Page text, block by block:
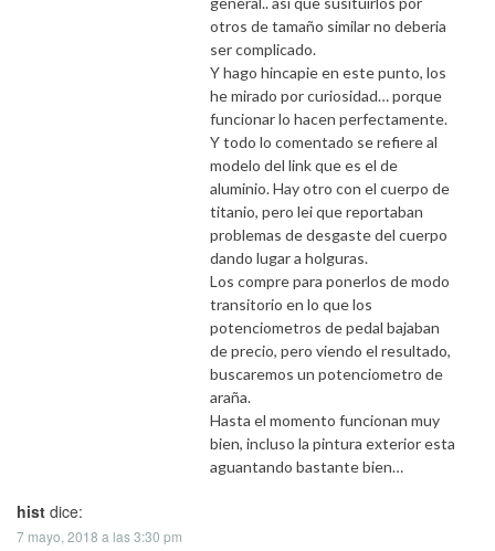
otros de tamaño similar no deberia
ser complicado.
Y hago hincapie en este punto, los
he mirado por curiosidad… porque
funcionar lo hacen perfectamente.
Y todo lo comentado se refiere al
modelo del link que es el de
aluminio. Hay otro con el cuerpo de
titanio, pero lei que reportaban
problemas de desgaste del cuerpo
dando lugar a holguras.
Los compre para ponerlos de modo
transitorio en lo que los
potenciometros de pedal bajaban
de precio, pero viendo el resultado,
buscaremos un potenciometro de
araña.
Hasta el momento funcionan muy
bien, incluso la pintura exterior esta
aguantando bastante bien…
hist dice:
7 mayo, 2018 a las 3:30 pm